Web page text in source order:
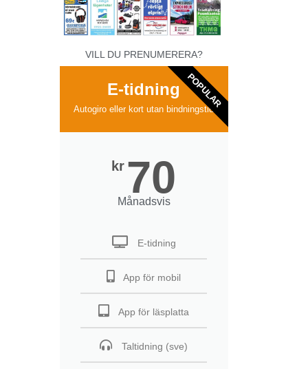
VILL DU PRENUMERERA?
E-tidning
Autogiro eller kort utan bindningstid
kr 70
Månadsvis
E-tidning
App för mobil
App för läsplatta
Taltidning (sve)
POPULAR